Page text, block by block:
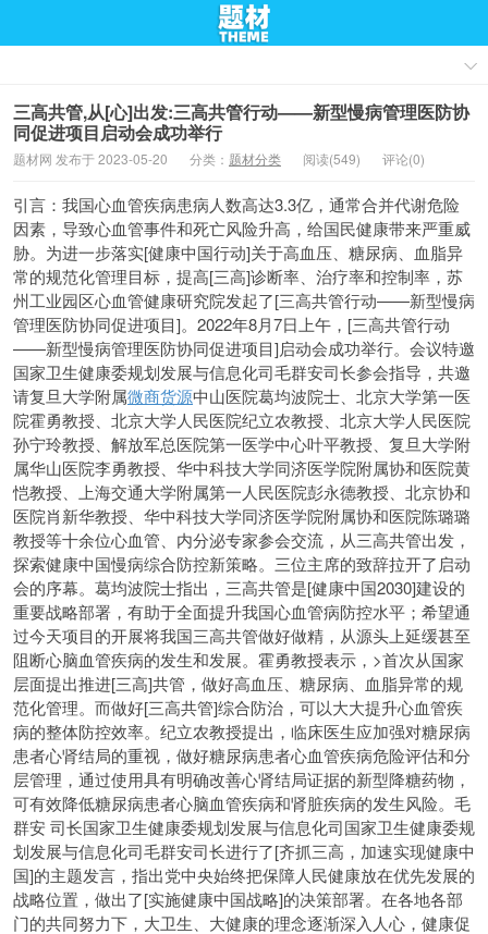
三高共管,从[心]出发:三高共管行动——新型慢病管理医防协
同促进项目启动会成功举行
题材网 发布于 2023-05-20 分类： 题材分类 阅读(549) 评论(0)
引言：我国心血管疾病患病人数高达3.3亿，通常合并代谢危险
因素，导致心血管事件和死亡风险升高，给国民健康带来严重威
胁。为进一步落实[健康中国行动]关于高血压、糖尿病、血脂异
常的规范化管理目标，提高[三高]诊断率、治疗率和控制率，苏
州工业园区心血管健康研究院发起了[三高共管行动——新型慢病
管理医防协同促进项目]。2022年8月7日上午，[三高共管行动
——新型慢病管理医防协同促进项目]启动会成功举行。会议特邀
国家卫生健康委规划发展与信息化司毛群安司长参会指导，共邀
请复旦大学附属微商货源中山医院葛均波院士、北京大学第一医
院霍勇教授、北京大学人民医院纪立农教授、北京大学人民医院
孙宁玲教授、解放军总医院第一医学中心叶平教授、复旦大学附
属华山医院李勇教授、华中科技大学同济医学院附属协和医院黄
恺教授、上海交通大学附属第一人民医院彭永德教授、北京协和
医院肖新华教授、华中科技大学同济医学院附属协和医院陈璐璐
教授等十余位心血管、内分泌专家参会交流，从三高共管出发，
探索健康中国慢病综合防控新策略。三位主席的致辞拉开了启动
会的序幕。葛均波院士指出，三高共管是[健康中国2030]建设的
重要战略部署，有助于全面提升我国心血管病防控水平；希望通
过今天项目的开展将我国三高共管做好做精，从源头上延缓甚至
阻断心脑血管疾病的发生和发展。霍勇教授表示，>首次从国家
层面提出推进[三高]共管，做好高血压、糖尿病、血脂异常的规
范化管理。而做好[三高共管]综合防治，可以大大提升心血管疾
病的整体防控效率。纪立农教授提出，临床医生应加强对糖尿病
患者心肾结局的重视，做好糖尿病患者心血管疾病危险评估和分
层管理，通过使用具有明确改善心肾结局证据的新型降糖药物，
可有效降低糖尿病患者心脑血管疾病和肾脏疾病的发生风险。毛
群安 司长国家卫生健康委规划发展与信息化司国家卫生健康委规
划发展与信息化司毛群安司长进行了[齐抓三高，加速实现健康中
国]的主题发言，指出党中央始终把保障人民健康放在优先发展的
战略位置，做出了[实施健康中国战略]的决策部署。在各地各部
门的共同努力下，大卫生、大健康的理念逐渐深入人心，健康促